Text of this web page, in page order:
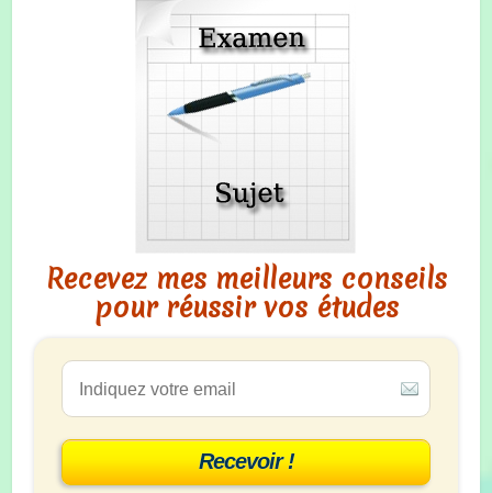
Recevez mes meilleurs conseils
pour réussir vos études
Recevoir !